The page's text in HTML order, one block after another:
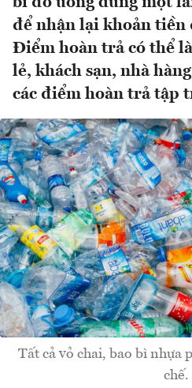
để nhận lại khoản tiền
Điểm hoàn trả có thể
lẻ, khách sạn, nhà
các điểm hoàn trả tập
Tất cả vỏ chai, bao bì nhựa
chế.